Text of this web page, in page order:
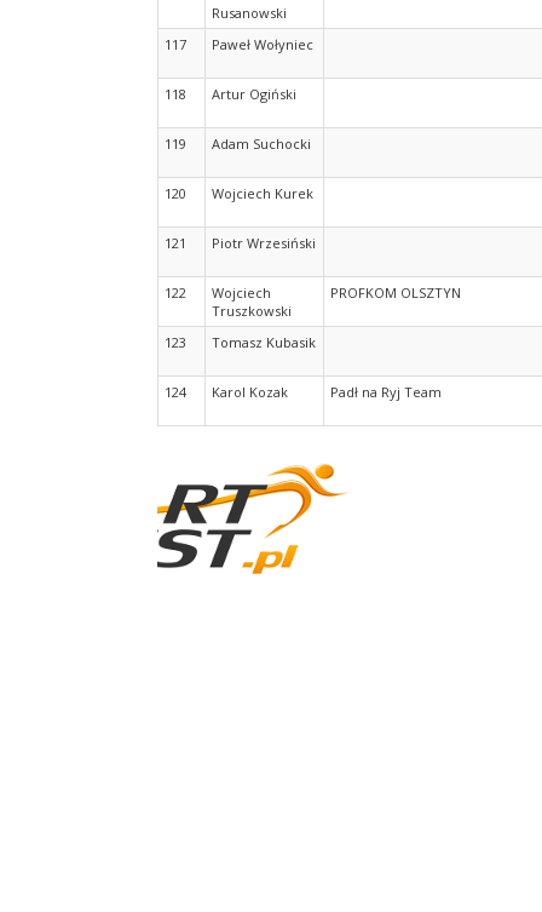
Rusanowski
117
Paweł Wołyniec
118 Artur Ogiński
119 Adam Suchocki
120 Wojciech Kurek
121 Piotr Wrzesiński
122
Wojciech
Truszkowski
PROFKOM OLSZTYN
123 Tomasz Kubasik
124 Karol Kozak Padł na Ryj Team